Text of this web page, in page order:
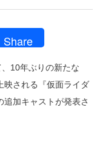
Share
10年ぶりの新たな
映される『仮面ライダ
加キャストが発表さ